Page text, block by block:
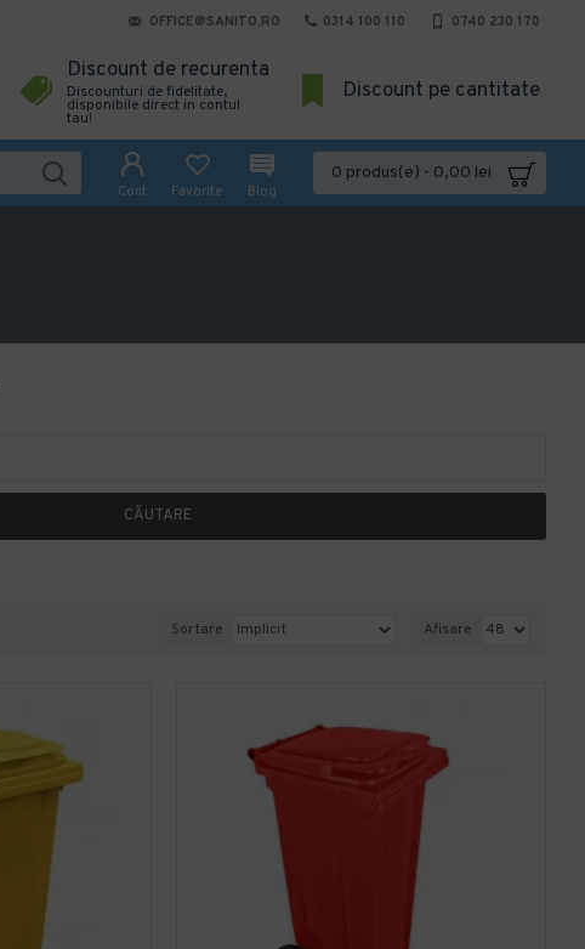
OFFICE@SANITO.RO 0314 100 110 0740 230 170
Discount de recurenta
Discounturi de fidelitate,
disponibile direct in contul
tau!
Discount pe cantitate
Cont Favorite Blog
0 produs(e) - 0,00 lei
CĂUTARE
Sortare Afisare